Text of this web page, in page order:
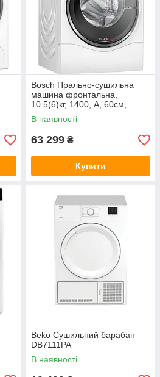
Bosch Прально-сушильна
машина фронтальна,
10.5(6)кг, 1400, А, 60см,
дисплей, i-Dos, інвертор,
пара, білий
В наявності
63 299 ₴
Купити
Beko Сушильний барабан
DB7111PA
В наявності